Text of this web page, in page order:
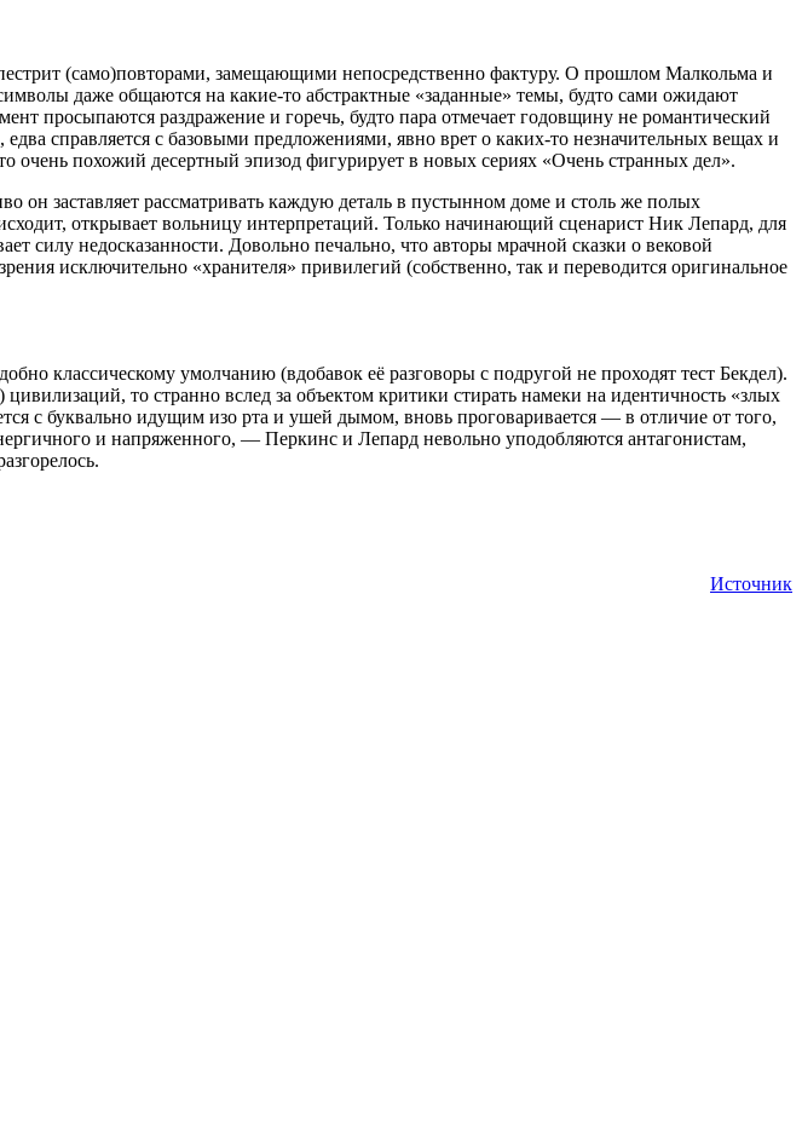
(само)повторами, замещающими непосредственно фактуру. О прошлом Малкольма и
даже общаются на какие-то абстрактные «заданные» темы, будто сами ожидают
просыпаются раздражение и горечь, будто пара отмечает годовщину не романтический
справляется с базовыми предложениями, явно врет о каких-то незначительных вещах и
очень похожий десертный эпизод фигурирует в новых сериях «Очень странных дел».
он заставляет рассматривать каждую деталь в пустынном доме и столь же полых
открывает вольницу интерпретаций. Только начинающий сценарист Ник Лепард, для
силу недосказанности. Довольно печально, что авторы мрачной сказки о вековой
исключительно «хранителя» привилегий (собственно, так и переводится оригинальное
классическому умолчанию (вдобавок её разговоры с подругой не проходят тест Бекдел).
то странно вслед за объектом критики стирать намеки на идентичность «злых
с буквально идущим изо рта и ушей дымом, вновь проговаривается — в отличие от того,
и напряженного, — Перкинс и Лепард невольно уподобляются антагонистам,
Источник